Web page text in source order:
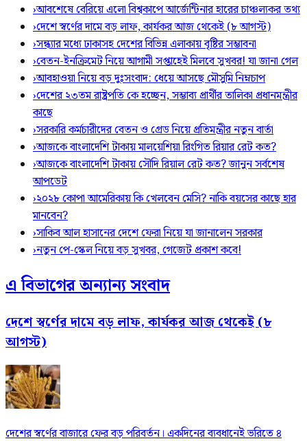
›আবশেষে বেরিয়ে এলো বিশ্বকাপে আর্জেন্টিনার হারের চাঞ্চল্যকর তথ্য
›দেশে স্বর্ণের দামে বড় লাফ, কার্যকর আজ থেকেই (৮ আগস্ট)
›সন্ধ্যার মধ্যে ঢাকাসহ দেশের বিভিন্ন এলাকায় বৃষ্টির সম্ভাবনা
›বেতন-ইনক্রিমেট নিয়ে আগামী সপ্তাহেই মিলবে সুখবর! যা জানা গেল
›আবহাওয়া নিয়ে বড় দুঃসংবাদ: ধেয়ে আসছে মৌসুমি নিম্নচাপ
›দেশের ২৩তম রাষ্ট্রপতি কে হচ্ছেন, সম্ভাব্য প্রার্থীর তালিকা প্রধানমন্ত্রীর
কাছে
›সরকারি কর্মচারীদের বেতন ও গ্রেড নিয়ে প্রতিমন্ত্রীর নতুন বার্তা
›আজকে বাংলাদেশি টাকায় মালয়েশিয়া রিংগিত রিয়ার রেট কত?
›আজকে বাংলাদেশি টাকায় সৌদি রিয়াল রেট কত? জানুন সর্বশেষ
আপডেট
›২০২৮ কোপা আমেরিকায় কি খেলবেন মেসি? নাকি বয়সের কাছে হার
মানবেন?
›সাকিব আল হাসানের দেশে ফেরা নিয়ে যা জানালেন সরকার
›নতুন পে-স্কেল নিয়ে বড় সুখবর, গেজেট প্রকাশ কবে!
এ বিভাগের অন্যান্য সংবাদ
দেশে স্বর্ণের দামে বড় লাফ, কার্যকর আজ থেকেই (৮
আগস্ট)
দেশের স্বর্ণের বাজারে ফের বড় পরিবর্তন। একদিনের ব্যবধানেই ভরিতে ৪